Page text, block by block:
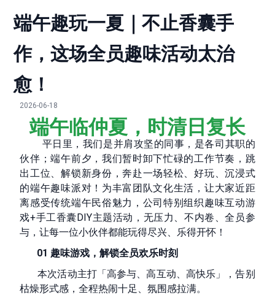
端午趣玩一夏｜不止香囊手
作，这场全员趣味活动太治
愈！
2026-06-18
端午临仲夏，时清日复长
平日里，我们是并肩攻坚的同事，是各司其职的
伙伴；端午前夕，我们暂时卸下忙碌的工作节奏，跳
出工位、解锁新身份，奔赴一场轻松、好玩、沉浸式
的端午趣味派对！为丰富团队文化生活，让大家近距
离感受传统端午民俗魅力，公司特别组织趣味互动游
戏+手工香囊DIY主题活动，无压力、不内卷、全员参
与，让每一位小伙伴都能玩得尽兴、乐得开怀！
01 趣味游戏，解锁全员欢乐时刻
本次活动主打「高参与、高互动、高快乐」，告别
枯燥形式感，全程热闹十足、氛围感拉满。